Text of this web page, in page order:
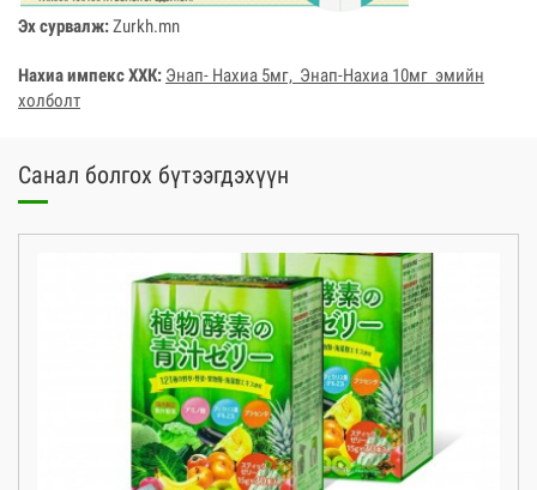
Эх сурвалж:Zurkh.mn
Нахиа импекс ХХК: Энап- Нахиа 5мг, Энап-Нахиа 10мг эмийн
холболт
Санал болгох бүтээгдэхүүн